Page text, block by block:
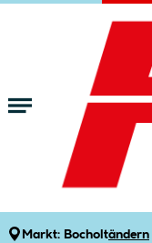
Zum Hauptinhalt springen
Markt: Bocholtändern
Wohnen
Magnet- und